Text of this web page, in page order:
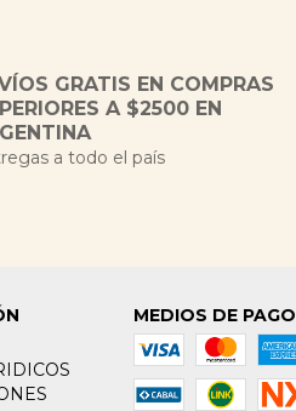
GRATIS EN COMPRAS
A $2500 EN
a todo el país
MEDIOS DE PAGO